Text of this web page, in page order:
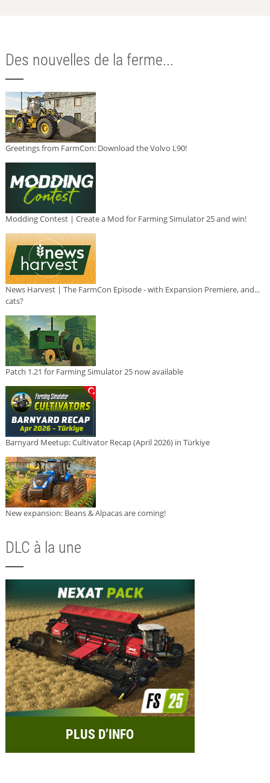
Des nouvelles de la ferme...
Greetings from FarmCon: Download the Volvo L90!
Modding Contest | Create a Mod for Farming Simulator 25 and win!
News Harvest | The FarmCon Episode - with Expansion Premiere, and...
cats?
Patch 1.21 for Farming Simulator 25 now available
Barnyard Meetup: Cultivator Recap (April 2026) in Türkiye
New expansion: Beans & Alpacas are coming!
DLC à la une
PLUS D’INFO